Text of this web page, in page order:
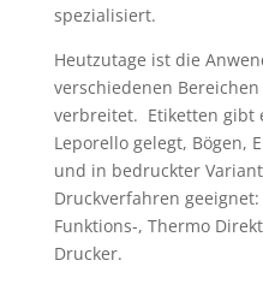
spezialisiert.
Heutzutage ist die
verschiedenen
verbreitet. Etiketten gibt
Leporello gelegt, Bögen,
und in bedruckter
Druckverfahren
Funktions-, Thermo
Drucker.